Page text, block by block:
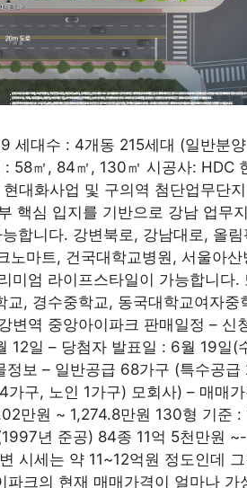
세대수 : 4개동 215세대 (일반분
58㎡, 84㎡, 130㎡ 시공사: HDC
대화사업 및 구의역 첨단업무단
핵심 입지를 기반으로 강남 업무
합니다. 강변북로, 강남대로, 올
노마트, 건국대학교병원, 서울아
미엄 라이프스타일이 가능합니다.
, 경수중학교, 동국대학교여자중
변역 중앙아이파크 판매일정 –
12일 – 당첨자 발표일 : 6월 19일(
보 – 일반공급 68가구 (특수공
구, 노인 1가구) 모회사) – 매매
만원 ~ 1,274.8만원 130형 기준
년 준공) 84종 11억 5천만원
시세는 약 11~12억원 정도인데
크의 현재 매매가격이 얼마나 가